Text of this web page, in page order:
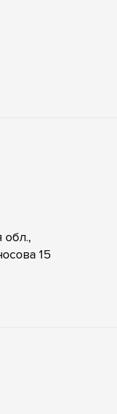
обл.,
15